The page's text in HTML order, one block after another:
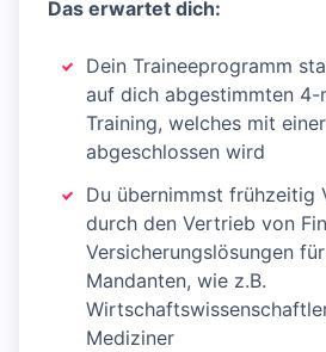
Das erwartet dich:
Dein Traineeprogramm
auf dich abgestimmten 4-
Training, welches mit
abgeschlossen wird
Du übernimmst frühzeitig
durch den Vertrieb von
Versicherungslösungen
Mandanten, wie z.B.
Mediziner